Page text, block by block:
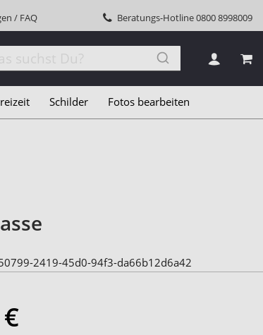
/ FAQ Beratungs-Hotline0800 8998009
Schilder Fotos bearbeiten
2419-45d0-94f3-da66b12d6a42